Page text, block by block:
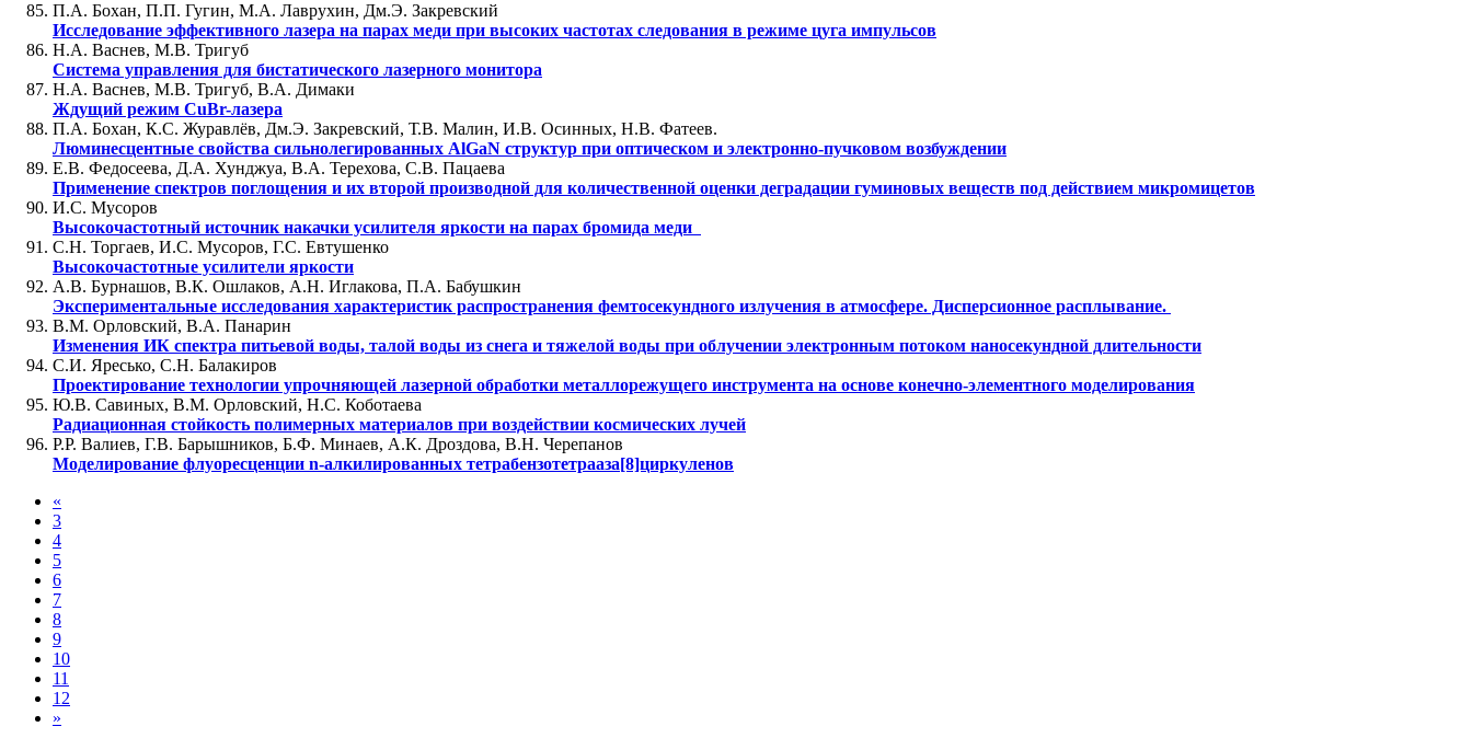
П.А. Бохан, П.П. Гугин, М.А. Лаврухин, Дм.Э. Закревский
Исследование эффективного лазера на парах меди при высоких частотах следования в режиме цуга импульсов
Н.А. Васнев, М.В. Тригуб
Система управления для бистатического лазерного монитора
Н.А. Васнев, М.В. Тригуб, В.А. Димаки
Ждущий режим CuBr-лазера
П.А. Бохан, К.С. Журавлёв, Дм.Э. Закревский, Т.В. Малин, И.В. Осинных, Н.В. Фатеев.
Люминесцентные свойства сильнолегированных AlGaN структур при оптическом и электронно-пучковом возбуждении
Е.В. Федосеева, Д.А. Хунджуа, В.А. Терехова, С.В. Пацаева
Применение спектров поглощения и их второй производной для количественной оценки деградации гуминовых веществ под действием микромицетов
И.С. Мусоров
Высокочастотный источник накачки усилителя яркости на парах бромида меди
С.Н. Торгаев, И.С. Мусоров, Г.С. Евтушенко
Высокочастотные усилители яркости
А.В. Бурнашов, В.К. Ошлаков, А.Н. Иглакова, П.А. Бабушкин
Экспериментальные исследования характеристик распространения фемтосекундного излучения в атмосфере. Дисперсионное расплывание.
В.М. Орловский, В.А. Панарин
Изменения ИК спектра питьевой воды, талой воды из снега и тяжелой воды при облучении электронным потоком наносекундной длительности
С.И. Яресько, С.Н. Балакиров
Проектирование технологии упрочняющей лазерной обработки металлорежущего инструмента на основе конечно-элементного моделирования
Ю.В. Савиных, В.М. Орловский, Н.С. Коботаева
Радиационная стойкость полимерных материалов при воздействии космических лучей
Р.Р. Валиев, Г.В. Барышников, Б.Ф. Минаев, А.К. Дроздова, В.Н. Черепанов
Моделирование флуоресценции n-алкилированных тетрабензотетрааза[8]циркуленов
«
3
4
5
6
7
8
9
10
11
12
»